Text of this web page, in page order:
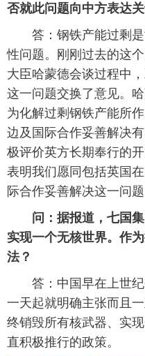
否就此问题向中方表达关
答：钢铁产能过剩是
性问题。刚刚过去的这
大臣哈蒙德会谈过程中
这一问题交换了意见。
为化解过剩钢铁产能所
边及国际合作妥善解决
极评价英方长期奉行的
表明我们愿同包括英国
际合作妥善解决这一问题
问：据报道， 七国
实现一个无核世界。作
法？
答：中国早在上世纪
一天起就明确主张而且
终销毁所有核武器、实
直积极推行的政策。